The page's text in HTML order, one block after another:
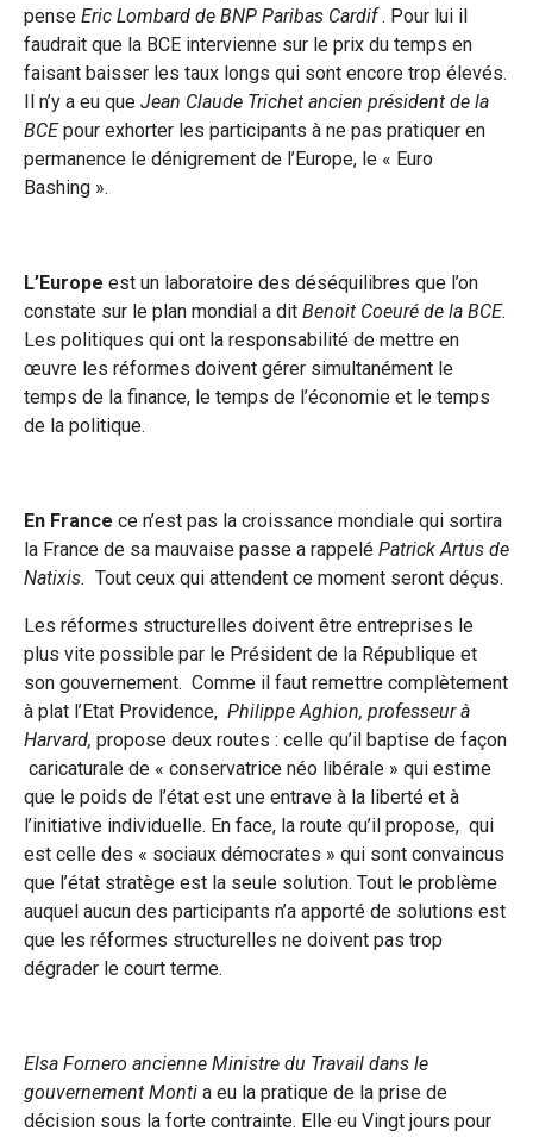
pense Eric Lombard de BNP Paribas Cardif. Pour lui il
faudrait que la BCE intervienne sur le prix du temps en
faisant baisser les taux longs qui sont encore trop élevés.
Il n’y a eu que Jean Claude Trichet ancien président de la
BCEpour exhorter les participants à ne pas pratiquer en
permanence le dénigrement de l’Europe, le « Euro
Bashing ».
L’Europe est un laboratoire des déséquilibres que l’on
constate sur le plan mondial a dit Benoit Coeuré de la BCE.
Les politiques qui ont la responsabilité de mettre en
œuvre les réformes doivent gérer simultanément le
temps de la finance, le temps de l’économie et le temps
de la politique.
En France ce n’est pas la croissance mondiale qui sortira
la France de sa mauvaise passe a rappelé Patrick Artus de
Natixis. Tout ceux qui attendent ce moment seront déçus.
Les réformes structurelles doivent être entreprises le
plus vite possible par le Président de la République et
son gouvernement. Comme il faut remettre complètement
à plat l’Etat Providence, Philippe Aghion, professeur à
Harvard, propose deux routes : celle qu’il baptise de façon
caricaturale de « conservatrice néo libérale » qui estime
que le poids de l’état est une entrave à la liberté et à
l’initiative individuelle. En face, la route qu’il propose, qui
est celle des « sociaux démocrates » qui sont convaincus
que l’état stratège est la seule solution. Tout le problème
auquel aucun des participants n’a apporté de solutions est
que les réformes structurelles ne doivent pas trop
dégrader le court terme.
Elsa Fornero ancienne Ministre du Travail dans le
gouvernement Monti a eu la pratique de la prise de
décision sous la forte contrainte. Elle eu Vingt jours pour